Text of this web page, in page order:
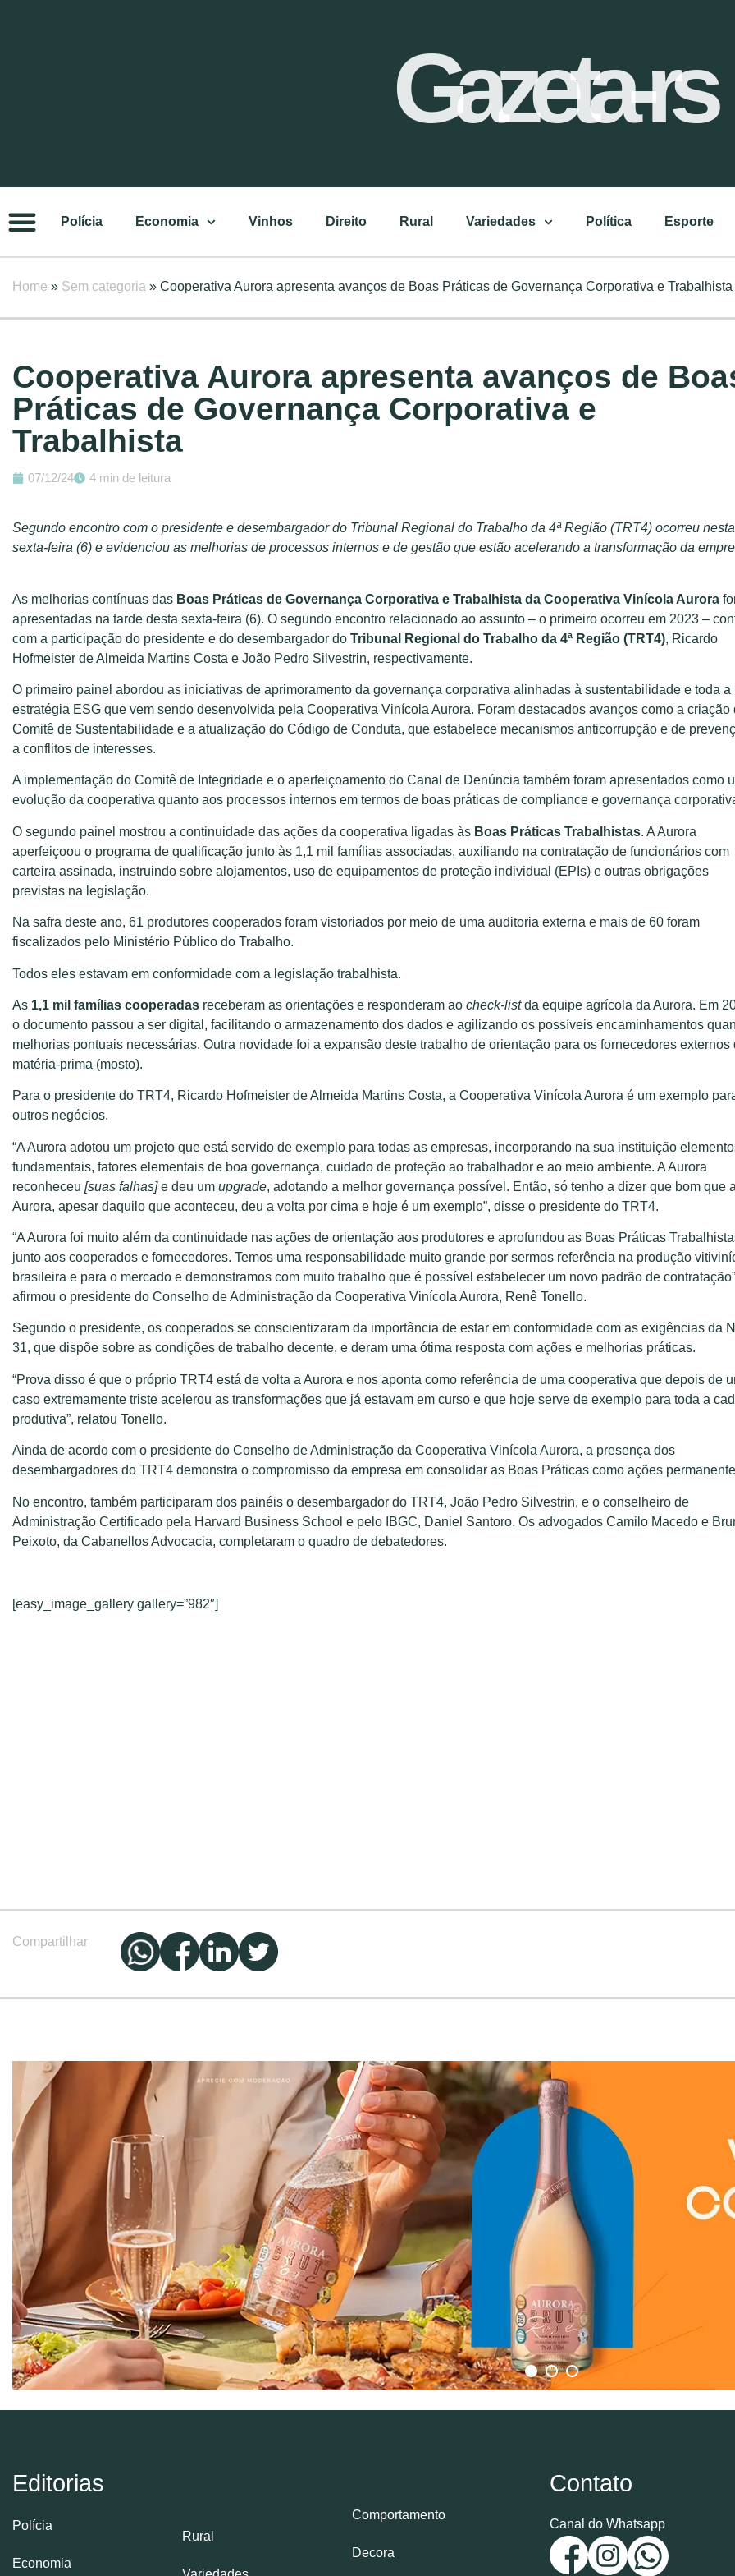
Gazeta-rs
Polícia Economia Vinhos Direito Rural Variedades Política Esporte
Home » Sem categoria » Cooperativa Aurora apresenta avanços de Boas Práticas de Governança Corporativa e Trabalhista
Cooperativa Aurora apresenta avanços de
Práticas de Governança Corporativa e
Trabalhista
07/12/24 4 min de leitura
Segundo encontro com o presidente e desembargador do Tribunal Regional do Trabalho da 4ª Região (TRT4) ocorreu nesta
sexta-feira (6) e evidenciou as melhorias de processos internos e de gestão que estão acelerando a transformação da
As melhorias contínuas das Boas Práticas de Governança Corporativa e Trabalhista da Cooperativa Vinícola Aurora
apresentadas na tarde desta sexta-feira (6). O segundo encontro relacionado ao assunto – o primeiro ocorreu em 2023 –
com a participação do presidente e do desembargador do Tribunal Regional do Trabalho da 4ª Região (TRT4), Ricardo
Hofmeister de Almeida Martins Costa e João Pedro Silvestrin, respectivamente.
O primeiro painel abordou as iniciativas de aprimoramento da governança corporativa alinhadas à sustentabilidade e toda a
estratégia ESG que vem sendo desenvolvida pela Cooperativa Vinícola Aurora. Foram destacados avanços como a criação
Comitê de Sustentabilidade e a atualização do Código de Conduta, que estabelece mecanismos anticorrupção e de
a conflitos de interesses.
A implementação do Comitê de Integridade e o aperfeiçoamento do Canal de Denúncia também foram apresentados como
evolução da cooperativa quanto aos processos internos em termos de boas práticas de compliance e governança
O segundo painel mostrou a continuidade das ações da cooperativa ligadas às Boas Práticas Trabalhistas. A Aurora
aperfeiçoou o programa de qualificação junto às 1,1 mil famílias associadas, auxiliando na contratação de funcionários com
carteira assinada, instruindo sobre alojamentos, uso de equipamentos de proteção individual (EPIs) e outras obrigações
previstas na legislação.
Na safra deste ano, 61 produtores cooperados foram vistoriados por meio de uma auditoria externa e mais de 60 foram
fiscalizados pelo Ministério Público do Trabalho.
Todos eles estavam em conformidade com a legislação trabalhista.
As 1,1 mil famílias cooperadas receberam as orientações e responderam ao check-listda equipe agrícola da Aurora. Em
o documento passou a ser digital, facilitando o armazenamento dos dados e agilizando os possíveis encaminhamentos
melhorias pontuais necessárias. Outra novidade foi a expansão deste trabalho de orientação para os fornecedores externos
matéria-prima (mosto).
Para o presidente do TRT4, Ricardo Hofmeister de Almeida Martins Costa, a Cooperativa Vinícola Aurora é um exemplo
outros negócios.
“A Aurora adotou um projeto que está servido de exemplo para todas as empresas, incorporando na sua instituição
fundamentais, fatores elementais de boa governança, cuidado de proteção ao trabalhador e ao meio ambiente. A Aurora
reconheceu [suas falhas]e deu um upgrade, adotando a melhor governança possível. Então, só tenho a dizer que bom que
Aurora, apesar daquilo que aconteceu, deu a volta por cima e hoje é um exemplo”, disse o presidente do TRT4.
“A Aurora foi muito além da continuidade nas ações de orientação aos produtores e aprofundou as Boas Práticas
junto aos cooperados e fornecedores. Temos uma responsabilidade muito grande por sermos referência na produção
brasileira e para o mercado e demonstramos com muito trabalho que é possível estabelecer um novo padrão de
afirmou o presidente do Conselho de Administração da Cooperativa Vinícola Aurora, Renê Tonello.
Segundo o presidente, os cooperados se conscientizaram da importância de estar em conformidade com as exigências da
31, que dispõe sobre as condições de trabalho decente, e deram uma ótima resposta com ações e melhorias práticas.
“Prova disso é que o próprio TRT4 está de volta a Aurora e nos aponta como referência de uma cooperativa que depois de
caso extremamente triste acelerou as transformações que já estavam em curso e que hoje serve de exemplo para toda a
produtiva”, relatou Tonello.
Ainda de acordo com o presidente do Conselho de Administração da Cooperativa Vinícola Aurora, a presença dos
desembargadores do TRT4 demonstra o compromisso da empresa em consolidar as Boas Práticas como ações
No encontro, também participaram dos painéis o desembargador do TRT4, João Pedro Silvestrin, e o conselheiro de
Administração Certificado pela Harvard Business School e pelo IBGC, Daniel Santoro. Os advogados Camilo Macedo e
Peixoto, da Cabanellos Advocacia, completaram o quadro de debatedores.
[easy_image_gallery gallery=”982″]
Compartilhar
Editorias
Polícia
Economia
Rural
Comportamento
Decora
Contato
Canal do Whatsapp